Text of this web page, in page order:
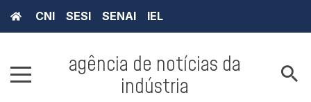
CNI SESI SENAI IEL
agência de notícias da
indústria